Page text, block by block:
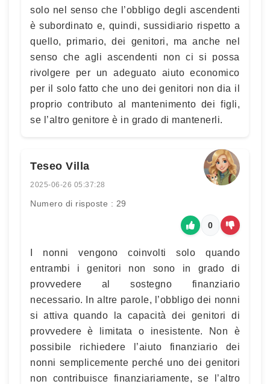
solo nel senso che l’obbligo degli ascendenti
è subordinato e, quindi, sussidiario rispetto a
quello, primario, dei genitori, ma anche nel
senso che agli ascendenti non ci si possa
rivolgere per un adeguato aiuto economico
per il solo fatto che uno dei genitori non dia il
proprio contributo al mantenimento dei figli,
se l’altro genitore è in grado di mantenerli.
Teseo Villa
2025-06-26 05:37:28
Numero di risposte : 29
0
I nonni vengono coinvolti solo quando
entrambi i genitori non sono in grado di
provvedere al sostegno finanziario
necessario. In altre parole, l’obbligo dei nonni
si attiva quando la capacità dei genitori di
provvedere è limitata o inesistente. Non è
possibile richiedere l’aiuto finanziario dei
nonni semplicemente perché uno dei genitori
non contribuisce finanziariamente, se l’altro